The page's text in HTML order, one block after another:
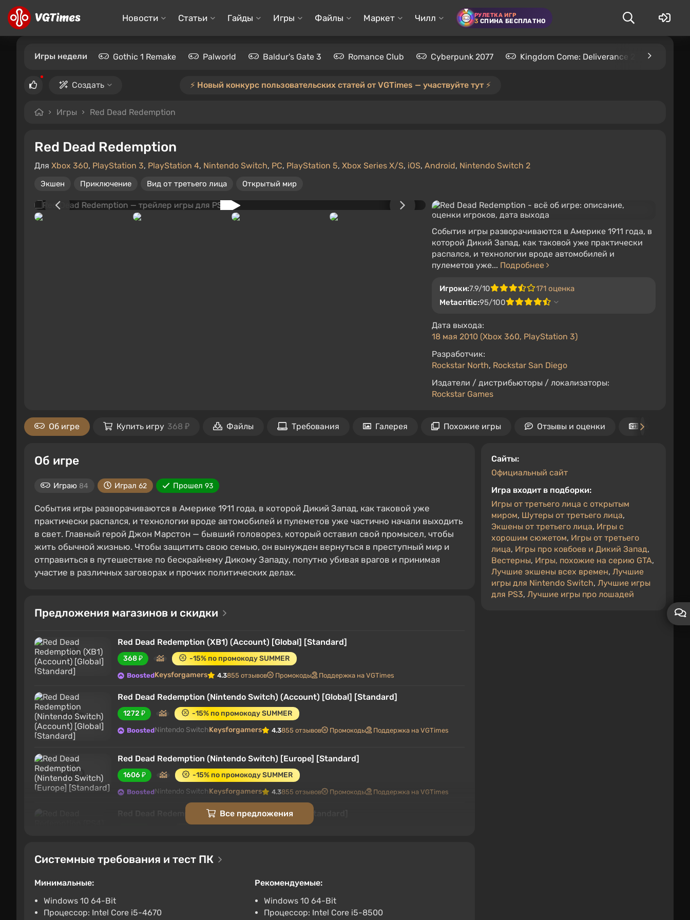
Новости Статьи Гайды Игры Файлы Маркет Чилл РУЛЕТКА ИГР
3 СПИНА БЕСПЛАТНО
Игры недели Gothic 1 Remake Palworld Baldur's Gate 3 Romance Club Cyberpunk 2077 Kingdom Come: Deliverance 2
Создать ⚡️ Новый конкурс пользовательских статей от VGTimes — участвуйте тут ⚡️
Игры Red Dead Redemption
Red Dead Redemption
Для Xbox 360, PlayStation 3, PlayStation 4, Nintendo Switch, PC, PlayStation 5, Xbox Series X/S, iOS, Android, Nintendo Switch 2
Экшен Приключение Вид от третьего лица Открытый мир
События игры разворачиваются в Америке 1911 года, в
которой Дикий Запад, как таковой уже практически
распался, и технологии вроде автомобилей и
пулеметов уже... Подробнее
Игроки:7.9/10
171 оценка
Metacritic:95/100
Дата выхода:
18 мая 2010 (Xbox 360, PlayStation 3)
Разработчик:
Rockstar North, Rockstar San Diego
Издатели / дистрибьюторы / локализаторы:
Rockstar Games
Об игре Купить игру 368 ₽ Файлы Требования Галерея Похожие игры Отзывы и оценки Новости
Cайты:
Официальный сайт
Игра входит в подборки:
Игры от третьего лица с открытым
миром, Шутеры от третьего лица,
Экшены от третьего лица, Игры с
хорошим сюжетом, Игры от третьего
лица, Игры про ковбоев и Дикий Запад,
Вестерны, Игры, похожие на серию GTA,
Лучшие экшены всех времен, Лучшие
игры для Nintendo Switch, Лучшие игры
для PS3, Лучшие игры про лошадей
Об игре
Играю 84 Играл 62 Прошел 93
События игры разворачиваются в Америке 1911 года, в которой Дикий Запад, как таковой уже
практически распался, и технологии вроде автомобилей и пулеметов уже частично начали выходить
в свет. Главный герой Джон Марстон — бывший головорез, который оставил свой промысел, чтобы
жить обычной жизнью. Чтобы защитить свою семью, он вынужден вернуться в преступный мир и
отправиться в путешествие по бескрайнему Дикому Западу, попутно убивая врагов и принимая
участие в различных заговорах и прочих политических делах.
Предложения магазинов и скидки
Red Dead Redemption (XB1) (Account) [Global] [Standard]
368 ₽ -15% по промокоду SUMMER
BoostedKeysforgamers 4.3855 отзывов Промокоды Поддержка на VGTimes
Red Dead Redemption (Nintendo Switch) (Account) [Global] [Standard]
1272 ₽ -15% по промокоду SUMMER
BoostedNintendo SwitchKeysforgamers 4.3855 отзывов Промокоды Поддержка на VGTimes
Red Dead Redemption (Nintendo Switch) [Europe] [Standard]
1606 ₽ -15% по промокоду SUMMER
BoostedNintendo SwitchKeysforgamers 4.3855 отзывов Промокоды Поддержка на VGTimes
Red Dead Redemption (PS4) (Account) [Global] [Standard]
-15% по промокоду SUMMER
855 отзывов Промокоды Поддержка на VGTimes
Все предложения
Системные требования и тест ПК
Минимальные:
Windows 10 64-Bit
Процессор: Intel Core i5-4670
Рекомендуемые:
Windows 10 64-Bit
Процессор: Intel Core i5-8500